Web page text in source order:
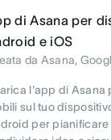
di Asana per
e iOS
da Asana,
l'app di Asana
sul tuo
per pianificare